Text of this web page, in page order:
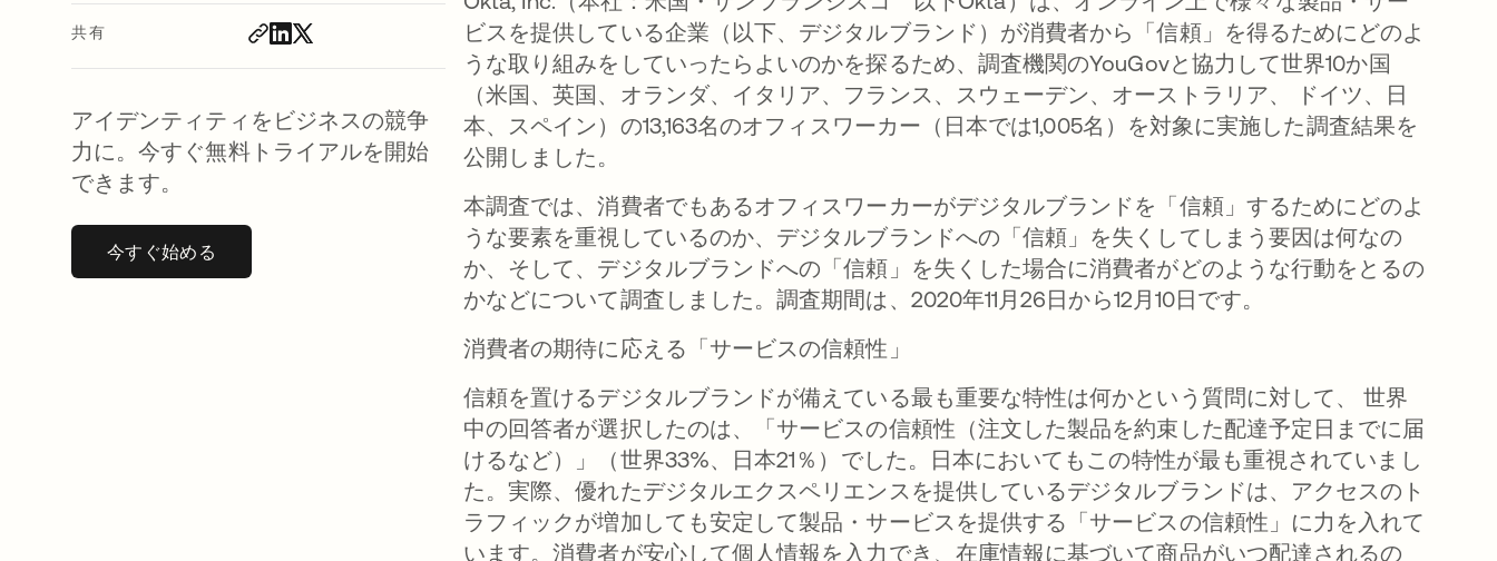
共有
アイデンティティをビジネスの競争
力に。今すぐ無料トライアルを開始
できます。
今すぐ始める新しいタブで開く
ビスを提供している企業（以下、デジタルブランド）が消費者から「信頼」を得るためにどのよ
うな取り組みをしていったらよいのかを探るため、調査機関のYouGovと協力して世界10か国
（米国、英国、オランダ、イタリア、フランス、スウェーデン、オーストラリア、 ドイツ、日
本、スペイン）の13,163名のオフィスワーカー（日本では1,005名）を対象に実施した調査結果を
公開しました。
本調査では、消費者でもあるオフィスワーカーがデジタルブランドを「信頼」するためにどのよ
うな要素を重視しているのか、デジタルブランドへの「信頼」を失くしてしまう要因は何なの
か、そして、デジタルブランドへの「信頼」を失くした場合に消費者がどのような行動をとるの
かなどについて調査しました。調査期間は、2020年11月26日から12月10日です。
消費者の期待に応える「サービスの信頼性」
信頼を置けるデジタルブランドが備えている最も重要な特性は何かという質問に対して、 世界
中の回答者が選択したのは、「サービスの信頼性（注文した製品を約束した配達予定日までに届
けるなど）」（世界33%、日本21％）でした。日本においてもこの特性が最も重視されていまし
た。実際、優れたデジタルエクスペリエンスを提供しているデジタルブランドは、アクセスのト
ラフィックが増加しても安定して製品・サービスを提供する「サービスの信頼性」に力を入れて
います。消費者が安心して個人情報を入力でき、在庫情報に基づいて商品がいつ配達されるの